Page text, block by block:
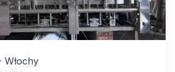
Włochy